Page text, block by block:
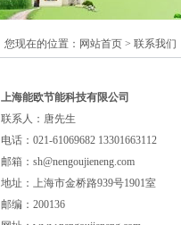
您现在的位置： 网站首页 > 联系我们
上海能欧节能科技有限公司
联系人：唐先生
电话：021-61069682 13301663112
邮箱： sh@nengoujieneng.com
地址：上海市金桥路939号1901室
邮编：200136